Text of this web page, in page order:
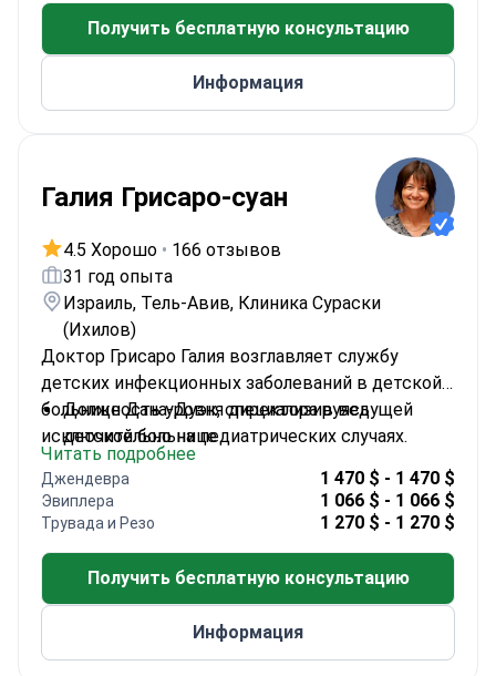
СПИДу
Получить бесплатную консультацию
Информация
Галия Грисаро-суан
4.5 Хорошо • 166 отзывов
31 год опыта
Израиль, Тель-Авив, Клиника Сураски
(Ихилов)
Доктор Грисаро Галия возглавляет службу
детских инфекционных заболеваний в детской
больнице Дана-Дуэк, специализируясь
исключительно на педиатрических случаях.
Должность уровня директора в ведущей
детской больнице
Прошла обучение в Университете Торонто —
мировом лидере в области исследований
инфекционных заболеваний
детских инфекционных заболеваний
детских инфекций
Читать подробнее
Джендевра 1 470 $ - 1 470 $
Эвиплера 1 066 $ - 1 066 $
Трувада и Резо 1 270 $ - 1 270 $
Получить бесплатную консультацию
Информация